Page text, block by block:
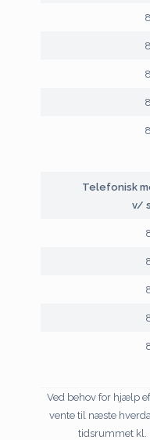
Telefonisk
v/
Ved behov for hjælp
vente til næste
tidsrummet kl.